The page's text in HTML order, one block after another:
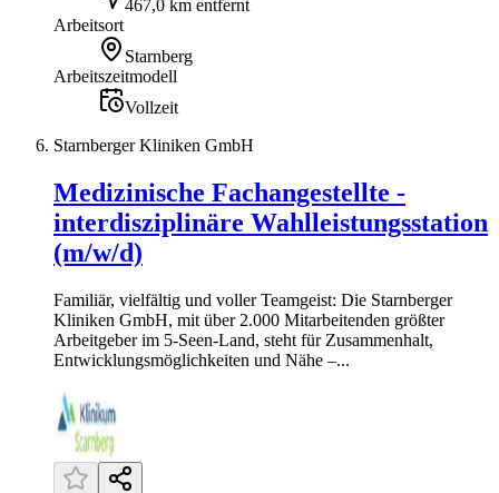
467,0 km entfernt
Arbeitsort
Starnberg
Arbeitszeitmodell
Vollzeit
Starnberger Kliniken GmbH
Medizinische Fachangestellte -
interdisziplinäre Wahlleistungsstation
(m/w/d)
Familiär, vielfältig und voller Teamgeist: Die Starnberger
Kliniken GmbH, mit über 2.000 Mitarbeitenden größter
Arbeitgeber im 5-Seen-Land, steht für Zusammenhalt,
Entwicklungsmöglichkeiten und Nähe –...